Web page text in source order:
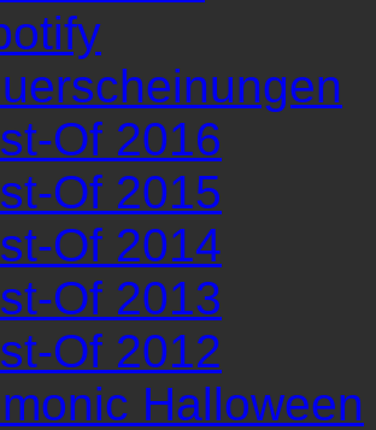
Of 2016
Of 2015
Of 2014
Of 2013
Of 2012
Halloween